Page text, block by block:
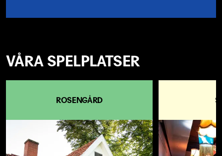
VÅRA SPELPLATSER
ROSENGÅRD